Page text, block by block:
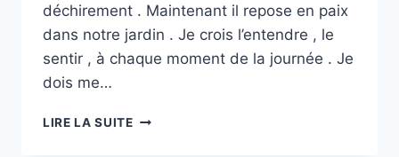
déchirement . Maintenant il repose en paix
dans notre jardin . Je crois l’entendre , le
sentir , à chaque moment de la journée . Je
dois me…
LIRE LA SUITEADIEU